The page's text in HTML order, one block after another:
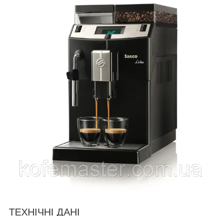
ТЕХНІЧНІ ДАНІ